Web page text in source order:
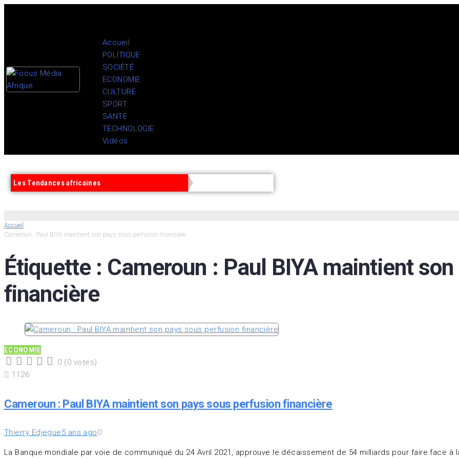
Accueil
POLITIQUE
SOCIÉTÉ
ECONOMIE
CULTURE
SPORT
SANTE
TECHNOLOGIE
Vidéos
Les Tendances africaines
Accueil
Cameroun : Paul BIYA maintient son pays sous perfusion financière
Étiquette : Cameroun : Paul BIYA maintient
financière
ECONOMIE
3
2
1
0 (0 votes)
1126
Cameroun : Paul BIYA maintient son pays sous perfusion financière
Thierry Edjegue5 ans ago0
La Banque mondiale par voie de communiqué du 24 Avril 2021, approuve le décaissement de 54 milliards pour faire face à